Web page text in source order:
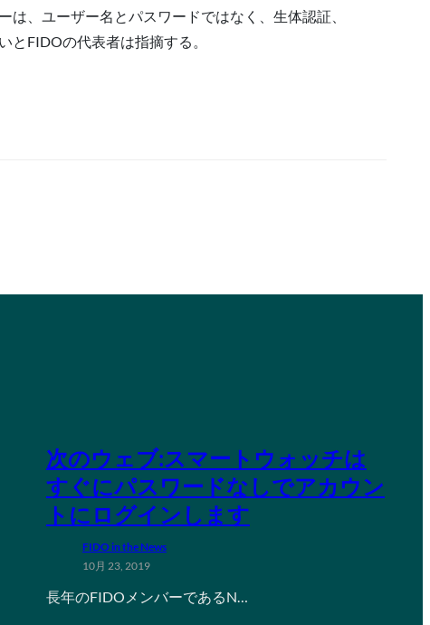
、ユーザー名とパスワードではなく、生体認証、
FIDOの代表者は指摘する。
次のウェブ:スマートウォッチは
すぐにパスワードなしでアカウン
トにログインします
FIDO in the News
10月 23, 2019
長年のFIDOメンバーであるN…